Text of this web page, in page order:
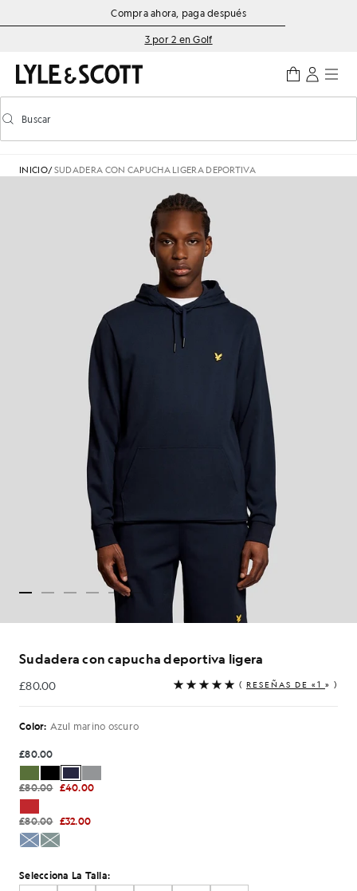
Saltar al contenido principal
Información de accesibilidadCompra ahora, paga después
3 por 2 en Golf
Activar/desactivar la búsqueda predictiva
Buscar
INICIO/SUDADERA CON CAPUCHA LIGERA DEPORTIVA
Sudadera con capucha deportiva ligera
£80.00
£80.00 ( RESEÑAS DE «1 » )
Color: Azul marino oscuro
£80.00
£80.00 £40.00
£80.00 £32.00
Selecciona La Talla: